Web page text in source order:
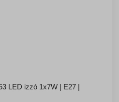
LED izzó 1x7W | E27 |